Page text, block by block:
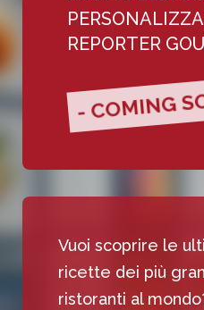
REPORTER
- COMING
Vuoi scoprire le
ricette dei più
ristoranti al